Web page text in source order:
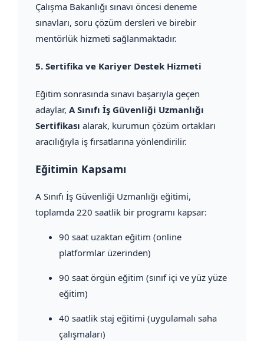
Çalışma Bakanlığı sınavı öncesi deneme
sınavları, soru çözüm dersleri ve birebir
mentörlük hizmeti sağlanmaktadır.
5. Sertifika ve Kariyer Destek Hizmeti
Eğitim sonrasında sınavı başarıyla geçen
adaylar, A Sınıfı İş Güvenliği Uzmanlığı
Sertifikası alarak, kurumun çözüm ortakları
aracılığıyla iş fırsatlarına yönlendirilir.
Eğitimin Kapsamı
A Sınıfı İş Güvenliği Uzmanlığı eğitimi,
toplamda 220 saatlik bir programı kapsar:
90 saat uzaktan eğitim (online
platformlar üzerinden)
90 saat örgün eğitim (sınıf içi ve yüz yüze
eğitim)
40 saatlik staj eğitimi (uygulamalı saha
çalışmaları)